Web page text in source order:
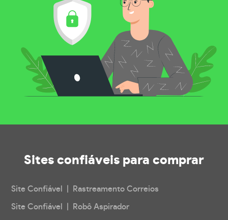
Sites confiáveis para comprar
Site Confiável | Rastreamento Correios
Site Confiável | Robô Aspirador